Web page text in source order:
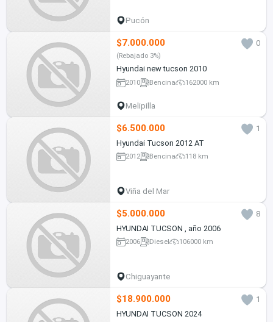
Pucón
$7.000.000 0
(Rebajado 3%)
Hyundai new tucson 2010
2010 Bencina 162000 km
Melipilla
$6.500.000
1
Hyundai Tucson 2012 AT
2012 Bencina 118 km
Viña del Mar
$5.000.000
8
HYUNDAI TUCSON , año 2006
2006 Diesel 106000 km
Chiguayante
$18.900.000
1
HYUNDAI TUCSON 2024